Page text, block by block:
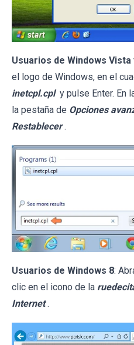
Usuarios de Windows Vista
el logo de Windows, en el
inetcpl.cpl y pulse Enter. En
la pestaña de Opciones
Restablecer .
Usuarios de Windows 8:
clic en el icono de la
Internet .